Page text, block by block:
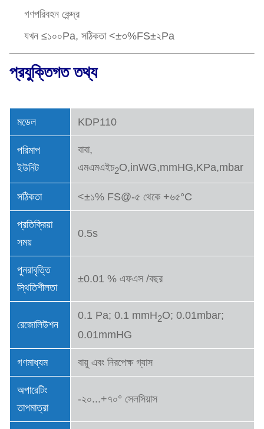
গণপরিবহন কেন্দ্র
যখন ≤১০০Pa, সঠিকতা <±৩%FS±২Pa
প্রযুক্তিগত তথ্য
মডেল KDP110
পরিমাপ
ইউনিট
বাবা,
এমএমএইচ2O,inWG,mmHG,KPa,mbar
সঠিকতা <±১% FS@-৫ থেকে +৬৫°C
প্রতিক্রিয়া
সময়
0.5s
পুনরাবৃত্তি
স্থিতিশীলতা
±0.01 % এফএস /বছর
রেজোলিউশন
0.1 Pa; 0.1 mmH2O; 0.01mbar;
0.01mmHG
গণমাধ্যম বায়ু এবং নিরপেক্ষ গ্যাস
অপারেটিং
তাপমাত্রা
-২০...+৭০° সেলসিয়াস